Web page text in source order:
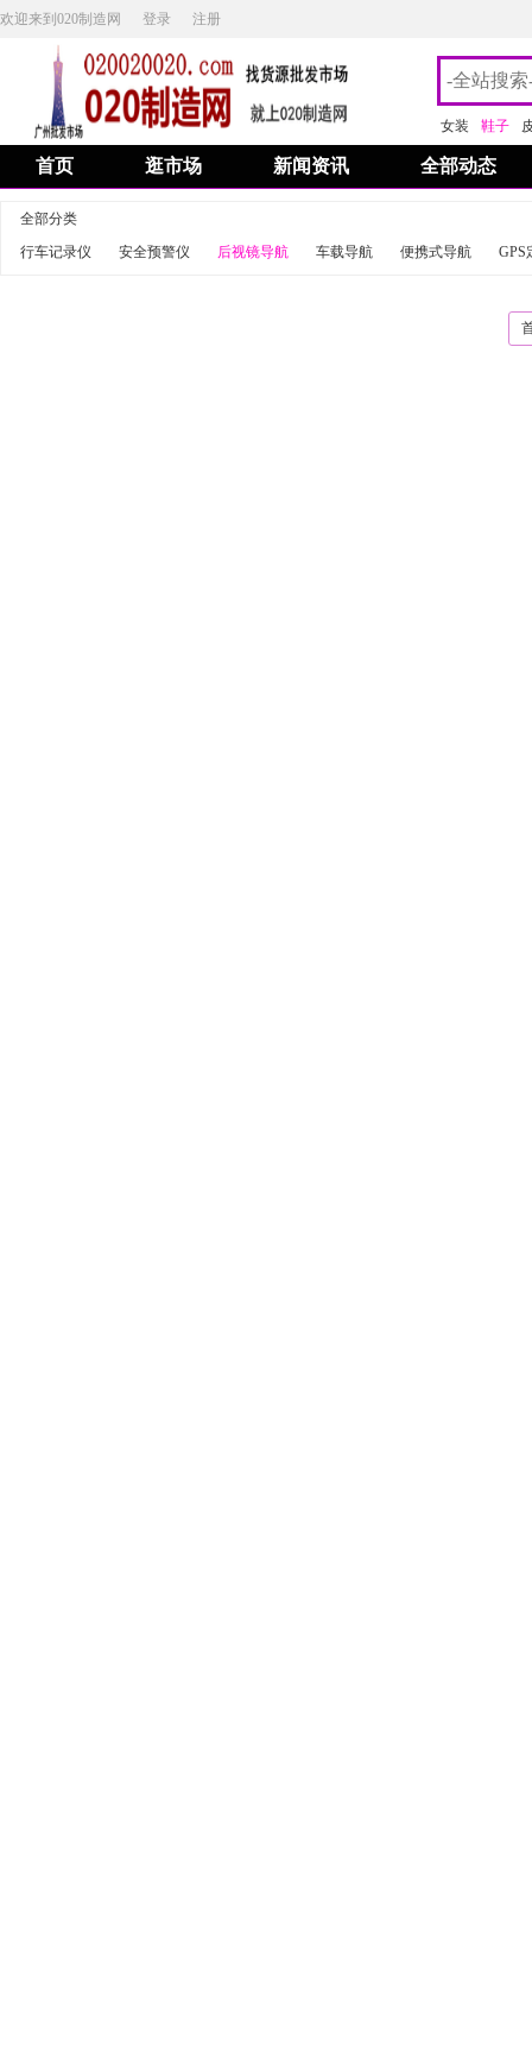
欢迎来到020制造网 登录 注册
女装 鞋子
首页 逛市场 新闻资讯 全部动态
全部分类
行车记录仪
安全预警仪 后视镜导航 车载导航 便携式导航 GPS